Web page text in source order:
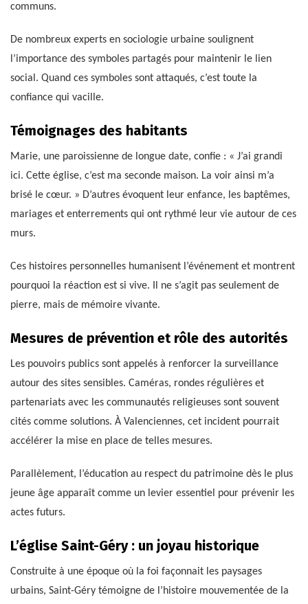
communs.
De nombreux experts en sociologie urbaine soulignent
l’importance des symboles partagés pour maintenir le lien
social. Quand ces symboles sont attaqués, c’est toute la
confiance qui vacille.
Témoignages des habitants
Marie, une paroissienne de longue date, confie : « J’ai grandi
ici. Cette église, c’est ma seconde maison. La voir ainsi m’a
brisé le cœur. » D’autres évoquent leur enfance, les baptêmes,
mariages et enterrements qui ont rythmé leur vie autour de ces
murs.
Ces histoires personnelles humanisent l’événement et montrent
pourquoi la réaction est si vive. Il ne s’agit pas seulement de
pierre, mais de mémoire vivante.
Mesures de prévention et rôle des autorités
Les pouvoirs publics sont appelés à renforcer la surveillance
autour des sites sensibles. Caméras, rondes régulières et
partenariats avec les communautés religieuses sont souvent
cités comme solutions. À Valenciennes, cet incident pourrait
accélérer la mise en place de telles mesures.
Parallèlement, l’éducation au respect du patrimoine dès le plus
jeune âge apparaît comme un levier essentiel pour prévenir les
actes futurs.
L’église Saint-Géry : un joyau historique
Construite à une époque où la foi façonnait les paysages
urbains, Saint-Géry témoigne de l’histoire mouvementée de la